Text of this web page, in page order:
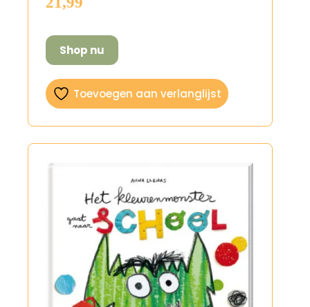
Shop nu
Toevoegen aan verlanglijst